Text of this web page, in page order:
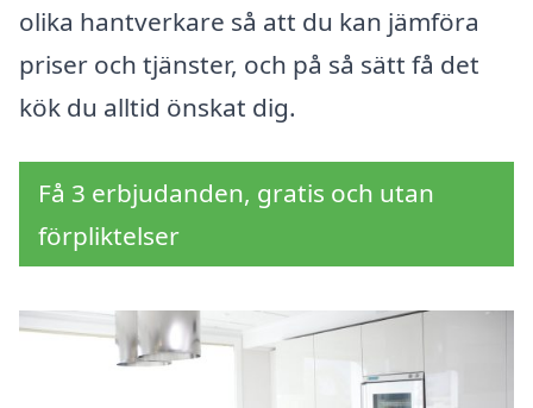
olika hantverkare så att du kan jämföra
priser och tjänster, och på så sätt få det
kök du alltid önskat dig.
Få 3 erbjudanden, gratis och utan
förpliktelser